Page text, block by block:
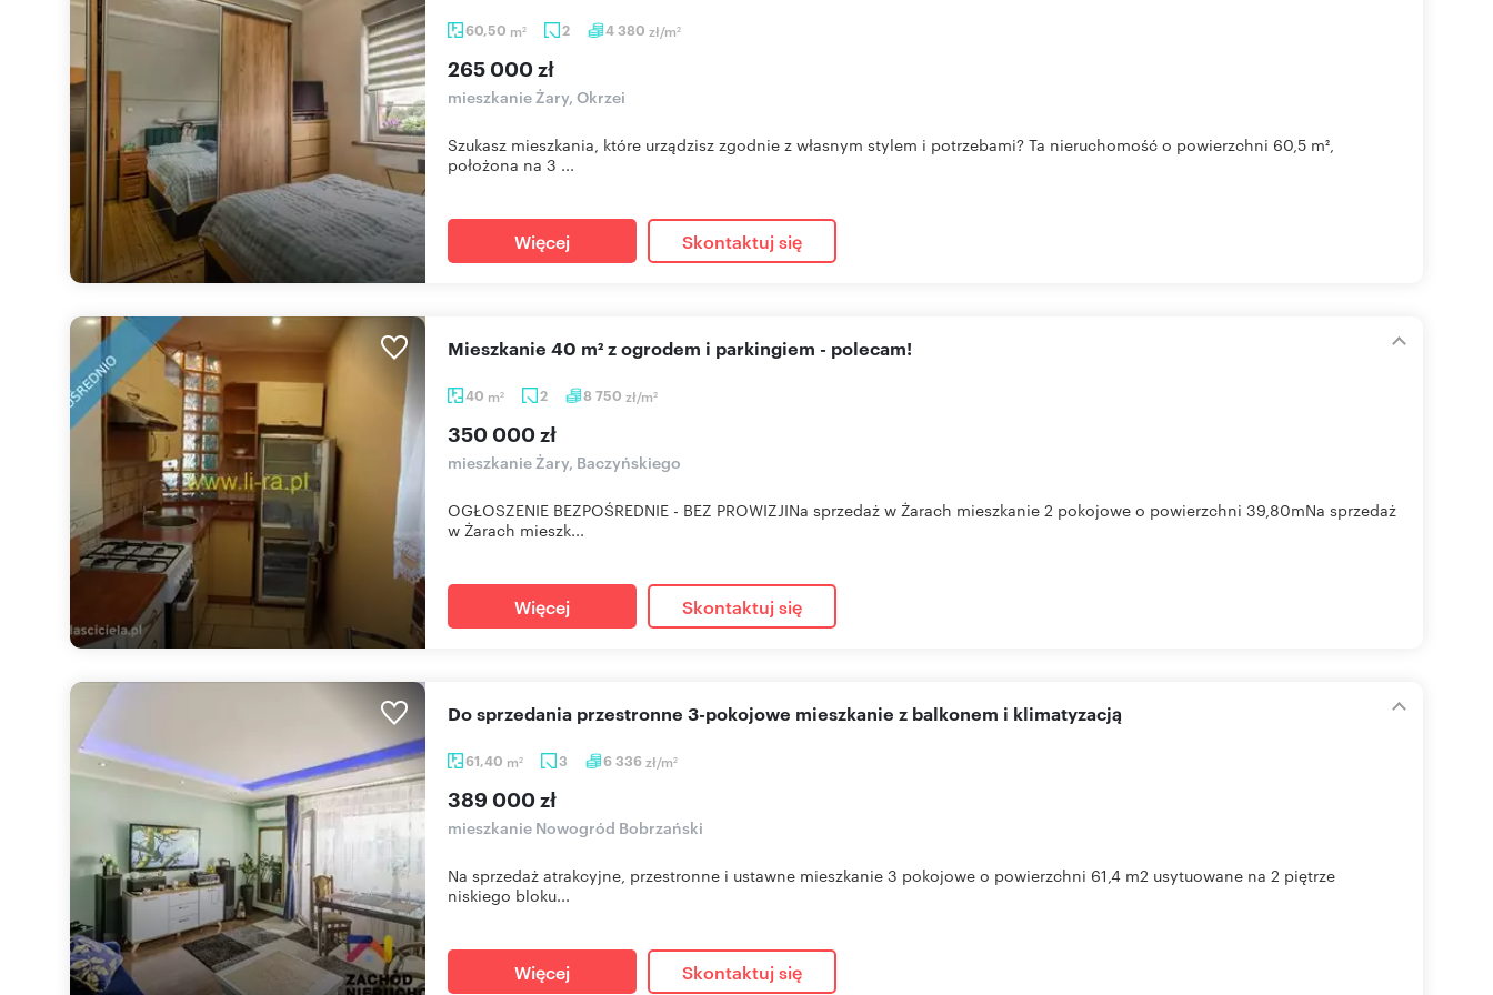
60,50 m2 2 4 380 zł/m2
265 000 zł
mieszkanie Żary, Okrzei
Szukasz mieszkania, które urządzisz zgodnie z własnym stylem i potrzebami? Ta nieruchomość o powierzchni 60,5 m²,
położona na 3 ...
Więcej Skontaktuj się
40 m2 2 8 750 zł/m2
Mieszkanie 40 m² z ogrodem i parkingiem - polecam!
350 000 zł
mieszkanie Żary, Baczyńskiego
OGŁOSZENIE BEZPOŚREDNIE - BEZ PROWIZJINa sprzedaż w Żarach mieszkanie 2 pokojowe o powierzchni 39,80mNa sprzedaż
w Żarach mieszk...
Więcej Skontaktuj się
61,40 m2 3 6 336zł/m2
Do sprzedania przestronne 3-pokojowe mieszkanie z balkonem i klimatyzacją
389 000 zł
mieszkanie Nowogród Bobrzański
Na sprzedaż atrakcyjne, przestronne i ustawne mieszkanie 3 pokojowe o powierzchni 61,4 m2 usytuowane na 2 piętrze
niskiego bloku...
Więcej Skontaktuj się